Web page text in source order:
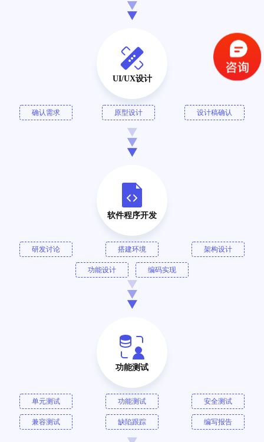
UI/UX设计
确认需求 原型设计 设计稿确认
软件程序开发
研发讨论 搭建环境 架构设计
功能设计 编码实现
功能测试
单元测试 功能测试 安全测试
兼容测试 缺陷跟踪 编写报告